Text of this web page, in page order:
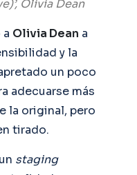
Olivia Dean
Olivia Dean a
y la
un poco
adecuarse más
la original, pero
tirado.
staging